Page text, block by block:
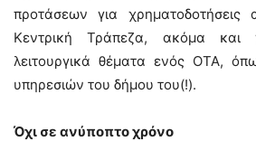
προτάσεων για
Κεντρική Τράπεζα, ακόμα και
λειτουργικά θέματα ενός ΟΤΑ,
υπηρεσιών του δήμου του(!).
Όχι σε ανύποπτο χρόνο